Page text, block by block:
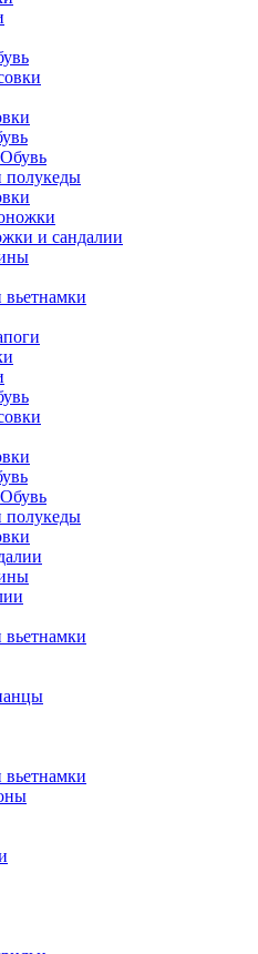
полукеды
и сандалии
полукеды